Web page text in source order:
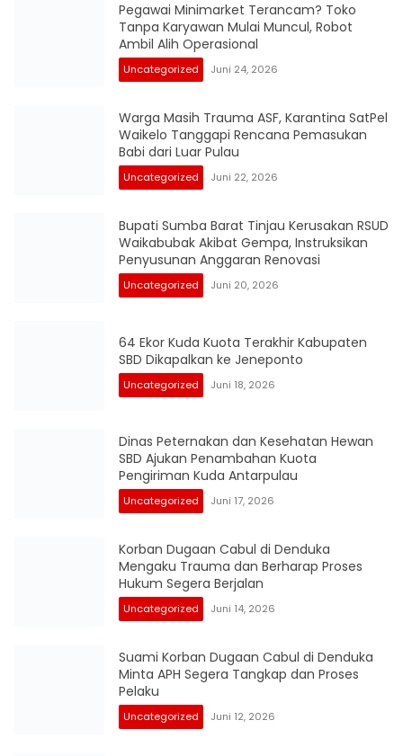
Pegawai Minimarket Terancam? Toko
Tanpa Karyawan Mulai Muncul, Robot
Ambil Alih Operasional
Uncategorized Juni 24, 2026
Warga Masih Trauma ASF, Karantina SatPel
Waikelo Tanggapi Rencana Pemasukan
Babi dari Luar Pulau
Uncategorized Juni 22, 2026
Bupati Sumba Barat Tinjau Kerusakan RSUD
Waikabubak Akibat Gempa, Instruksikan
Penyusunan Anggaran Renovasi
Uncategorized Juni 20, 2026
64 Ekor Kuda Kuota Terakhir Kabupaten
SBD Dikapalkan ke Jeneponto
Uncategorized Juni 18, 2026
Dinas Peternakan dan Kesehatan Hewan
SBD Ajukan Penambahan Kuota
Pengiriman Kuda Antarpulau
Uncategorized Juni 17, 2026
Korban Dugaan Cabul di Denduka
Mengaku Trauma dan Berharap Proses
Hukum Segera Berjalan
Uncategorized Juni 14, 2026
Suami Korban Dugaan Cabul di Denduka
Minta APH Segera Tangkap dan Proses
Pelaku
Uncategorized Juni 12, 2026